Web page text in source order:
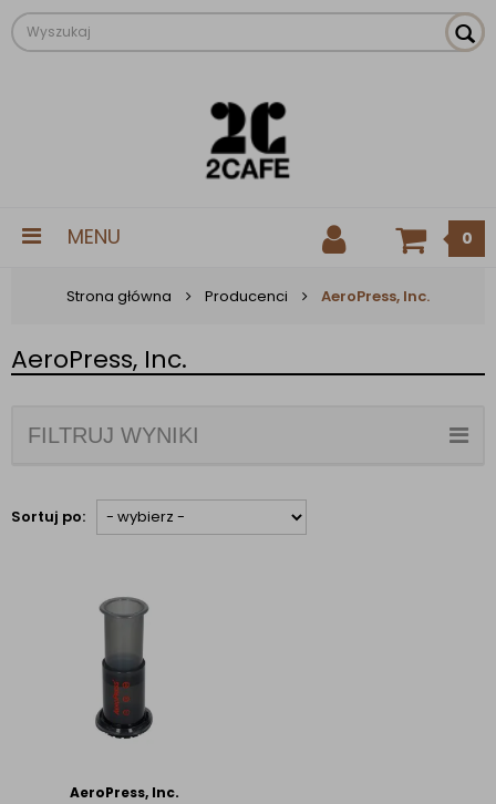
MENU 0
Strona główna Producenci AeroPress, Inc.
AeroPress, Inc.
FILTRUJ WYNIKI
Sortuj po:
AeroPress, Inc.